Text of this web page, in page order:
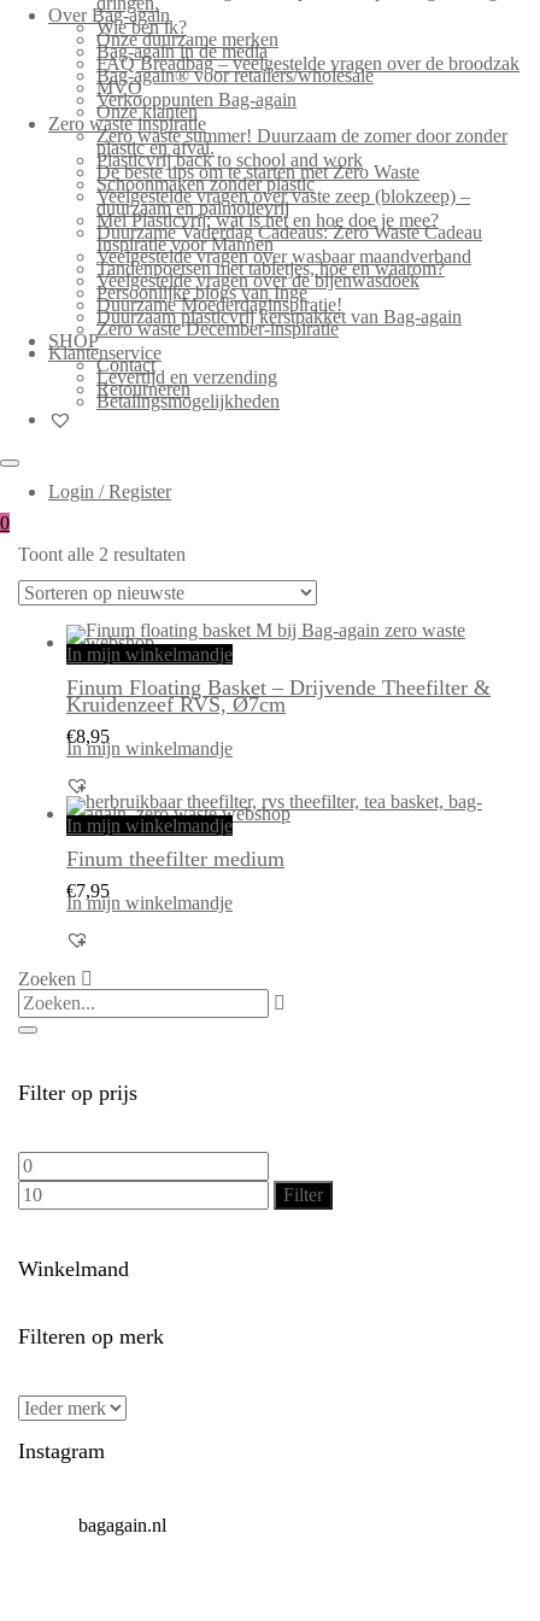
Over Bag-again
Wie ben ik?
Onze duurzame merken
Bag-again in de media
FAQ Breadbag – veelgestelde vragen over de broodzak
Bag-again® voor retailers/wholesale
MVO
Verkooppunten Bag-again
Onze klanten
Zero waste inspiratie
Zero waste summer! Duurzaam de zomer door zonder
plastic en afval.
Plasticvrij back to school and work
De beste tips om te starten met Zero Waste
Schoonmaken zonder plastic
Veelgestelde vragen over vaste zeep (blokzeep) –
duurzaam en palmolievrij
Mei Plasticvrij: wat is het en hoe doe je mee?
Duurzame Vaderdag Cadeaus: Zero Waste Cadeau
Inspiratie voor Mannen
Veelgestelde vragen over wasbaar maandverband
Tandenpoetsen met tabletjes, hoe en waarom?
Veelgestelde vragen over de bijenwasdoek
Persoonlijke blogs van Inge
Duurzame Moederdaginspiratie!
Duurzaam plasticvrij kerstpakket van Bag-again
Zero waste December-inspiratie
SHOP
Klantenservice
Contact
Levertijd en verzending
Retourneren
Betalingsmogelijkheden
Login / Register
0
Toont alle 2 resultaten
op
nieuwste
In mijn winkelmandje
Finum Floating Basket – Drijvende Theefilter &
Kruidenzeef RVS, Ø7cm
€8,95
In mijn winkelmandje
In mijn winkelmandje
Finum theefilter medium
€7,95
In mijn winkelmandje
Zoeken
Filter op prijs
Min.
prijs
Max.
Filter
Winkelmand
Filteren op merk
Instagram
bagagain.nl